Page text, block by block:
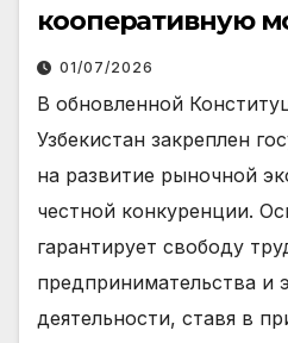
кооперативную
01/07/2026
В обновленной
Узбекистан закреплен
на развитие рыночной
честной конкуренции.
гарантирует свободу
предпринимательства и
деятельности, ставя в